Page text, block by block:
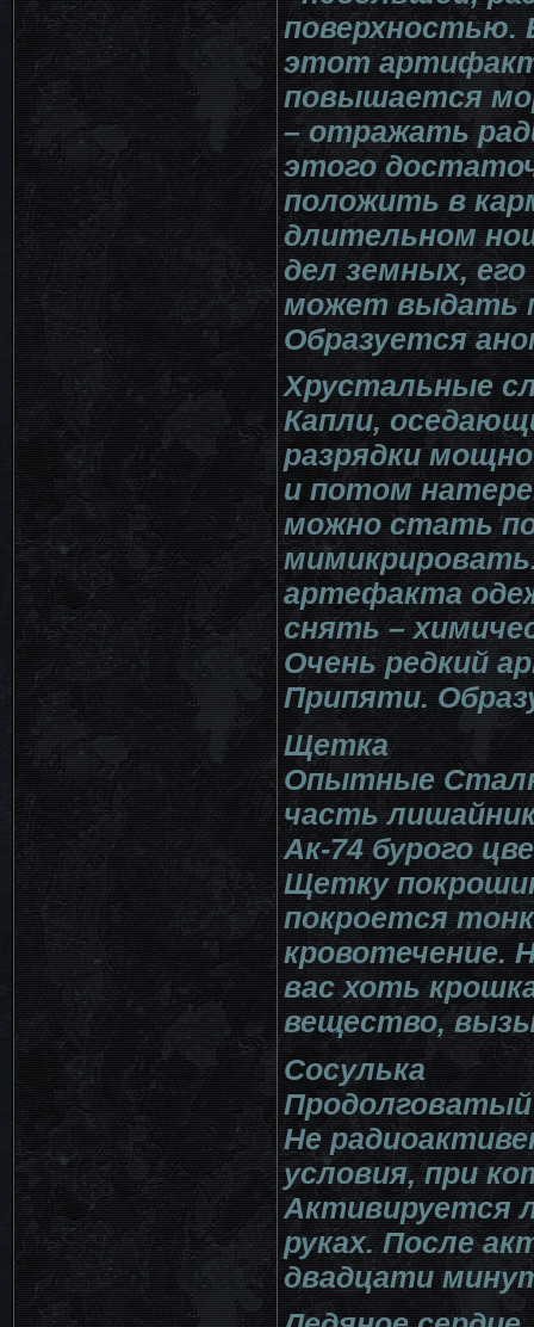
поверхностью.
этот
повышается
– отражать
этого
положить в
длительном
дел земных,
может выдать
Образуется
Хрустальные
Капли,
разрядки
и потом
можно стать
артефакта
снять –
Очень редкий
Припяти.
Щетка
Опытные
часть
Ак-74 бурого
Щетку
покроется
кровотечение.
вас хоть
вещество,
Сосулька
Не
условия, при
Активируется
руках. После
двадцати